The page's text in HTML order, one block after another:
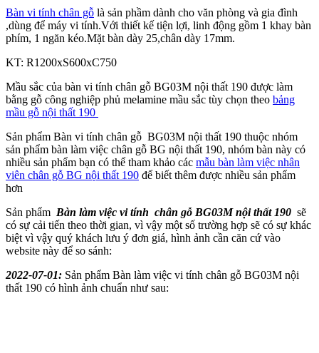
Bàn vi tính chân gỗ là sản phầm dành cho văn phòng và gia đình
,dùng để máy vi tính.Với thiết kế tiện lợi, linh động gồm 1 khay bàn
phím, 1 ngăn kéo.Mặt bàn dày 25,chân dày 17mm.
KT: R1200xS600xC750
Mầu sắc của bàn vi tính chân gỗ BG03M nội thất 190 được làm
bằng gỗ công nghiệp phủ melamine mầu sắc tùy chọn theo bảng
mầu gỗ nội thất 190
Sản phẩm Bàn vi tính chân gỗ BG03M nội thất 190 thuộc nhóm
sản phẩm bàn làm việc chân gỗ BG nội thất 190, nhóm bàn này có
nhiều sản phẩm bạn có thể tham khảo các mẫu bàn làm việc nhân
viên chân gỗ BG nội thất 190 để biết thêm được nhiều sản phẩm
hơn
Sản phẩm Bàn làm việc vi tính chân gỗ BG03M nội thất 190 sẽ
có sự cải tiến theo thời gian, vì vậy một số trường hợp sẽ có sự khác
biệt vì vậy quý khách lưu ý đơn giá, hình ảnh cần căn cứ vào
website này để so sánh:
2022-07-01: Sản phẩm Bàn làm việc vi tính chân gỗ BG03M nội
thất 190 có hình ảnh chuẩn như sau: